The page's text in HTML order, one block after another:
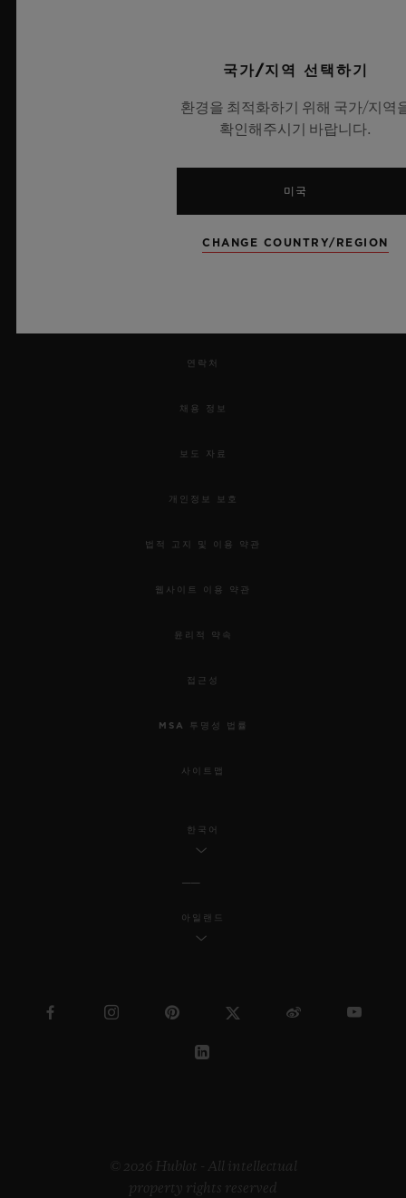
연락처
채용 정보
보도 자료
개인정보 보호
법적 고지 및 이용 약관
웹사이트 이용 약관
윤리적 약속
접근성
MSA 투명성 법률
사이트맵
한국어
아일랜드
© 2026 Hublot - All intellectual
property rights reserved
국가/지역 선택하기
환경을 최적화하기 위해 국가/지역
확인해주시기 바랍니다.
미국
CHANGE COUNTRY/REGION